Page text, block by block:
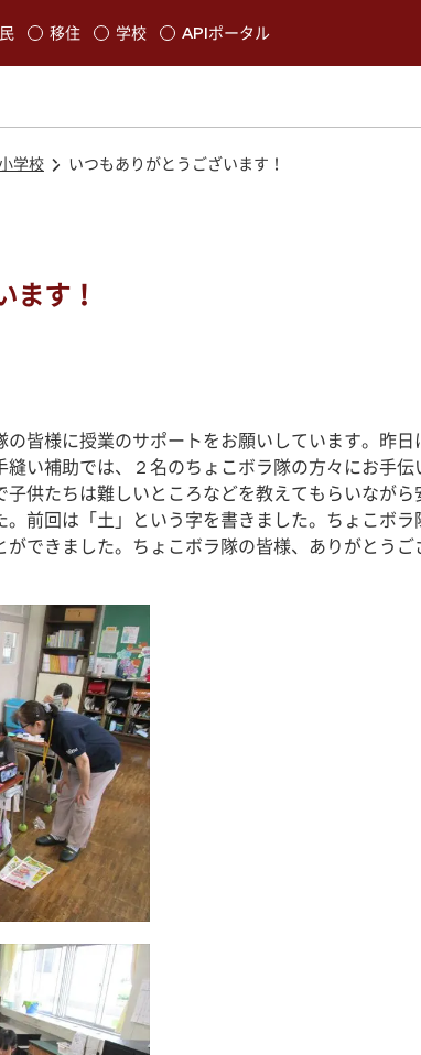
発生します
移住 学校 APIポータル
学校 いつもありがとうございます！
ます！
皆様に授業のサポートをお願いしています。昨
い補助では、２名のちょこボラ隊の方々にお手
供たちは難しいところなどを教えてもらいなが
前回は「土」という字を書きました。ちょこボ
できました。ちょこボラ隊の皆様、ありがとうご